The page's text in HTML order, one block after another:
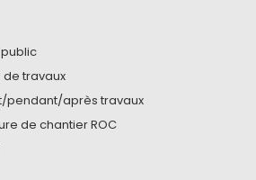
travaux
pendant/après travaux
de chantier ROC